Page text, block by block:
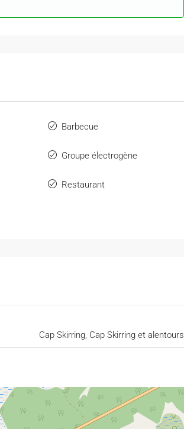
Barbecue
Groupe électrogène
Restaurant
Cap Skirring, Cap Skirring et alentours